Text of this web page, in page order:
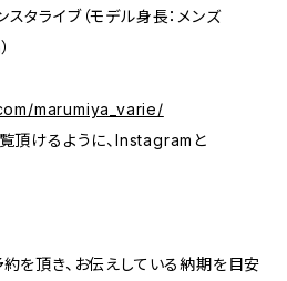
ライブ（モデル身長：メンズ
marumiya_varie/
頂けるように、Instagramと
を頂き、お伝えしている納期を目安